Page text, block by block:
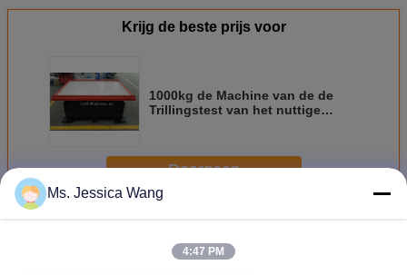
Krijg de beste prijs voor
1000kg de Machine van de de
Trillingstest van het nuttige
Doorgaan
MeerMechanische Schudbekerlijst
Ms. Jessica Wang
4:47 PM